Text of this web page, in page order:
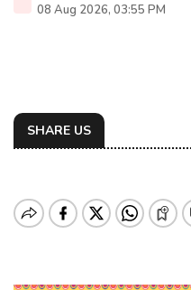
08 Aug 2026, 03:55 PM
SHARE US